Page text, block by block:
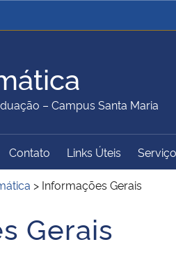
da Justiça e
Ministério
da Educação
do Turismo
Ministério do
de Segurança
– Campus Santa Maria
Contato Links Úteis
> Informações Gerais
Gerais